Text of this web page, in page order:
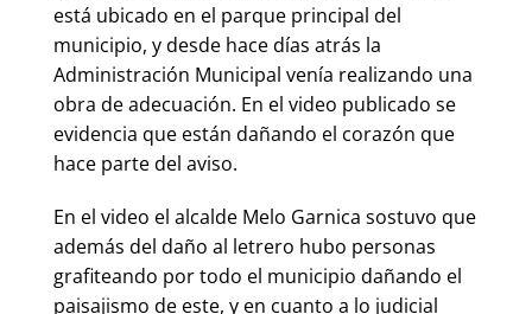
está ubicado en el parque principal del
municipio, y desde hace días atrás la
Administración Municipal venía realizando una
obra de adecuación. En el video publicado se
evidencia que están dañando el corazón que
hace parte del aviso.
En el video el alcalde Melo Garnica sostuvo que
además del daño al letrero hubo personas
grafiteando por todo el municipio dañando el
paisajismo de este, y en cuanto a lo judicial